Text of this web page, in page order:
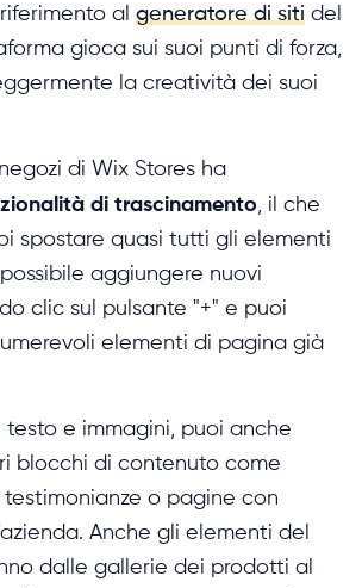
al generatore di siti del
gioca sui suoi punti di forza,
la creatività dei suoi
di Wix Stores ha
di trascinamento, il che
spostare quasi tutti gli elementi
aggiungere nuovi
clic sul pulsante "+" e puoi
elementi di pagina già
e immagini, puoi anche
blocchi di contenuto come
o pagine con
Anche gli elementi del
dalle gallerie dei prodotti al